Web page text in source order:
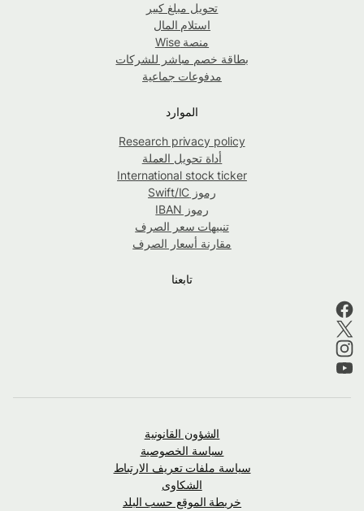
تحويل مبلغ كبير
استلام المال
منصة Wise
بطاقة خصم مباشر للشركات
مدفوعات جماعية
الموارد
Research privacy policy
أداة تحويل العملة
International stock ticker
رموز Swift/IC
رموز IBAN
تنبيهات سعر الصرف
مقارنة أسعار الصرف
تابعنا
الشؤون القانونية
سياسة الخصوصية
سياسة ملفات تعريف الارتباط
الشكاوى
خريطة الموقع حسب البلد